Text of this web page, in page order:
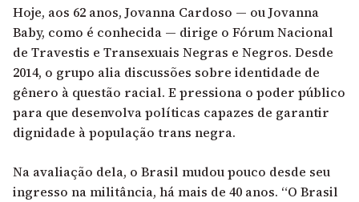
Hoje, aos 62 anos, Jovanna Cardoso — ou Jovanna
Baby, como é conhecida — dirige o Fórum Nacional
de Travestis e Transexuais Negras e Negros. Desde
2014, o grupo alia discussões sobre identidade de
gênero à questão racial. E pressiona o poder público
para que desenvolva políticas capazes de garantir
dignidade à população trans negra.
Na avaliação dela, o Brasil mudou pouco desde seu
ingresso na militância, há mais de 40 anos. “O Brasil